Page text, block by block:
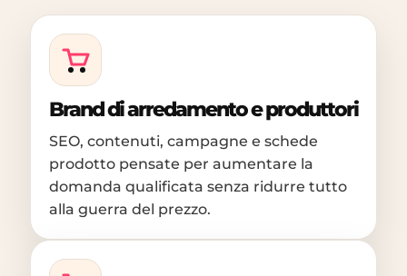
Brand di arredamento e produttori
SEO, contenuti, campagne e schede
prodotto pensate per aumentare la
domanda qualificata senza ridurre tutto
alla guerra del prezzo.